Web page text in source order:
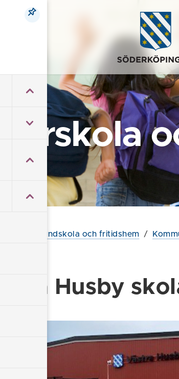
Förskola
grundskola och fritidshem /
Husby